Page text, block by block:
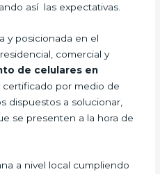
así las expectativas.
y posicionada en el
comercial y
de celulares en
certificado por medio de
dispuestos a solucionar,
se presenten a la hora de
a nivel local cumpliendo